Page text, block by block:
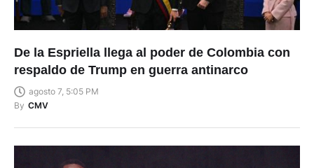
De la Espriella llega al poder de Colombia con
respaldo de Trump en guerra antinarco
agosto 7, 5:05 PM
By CMV